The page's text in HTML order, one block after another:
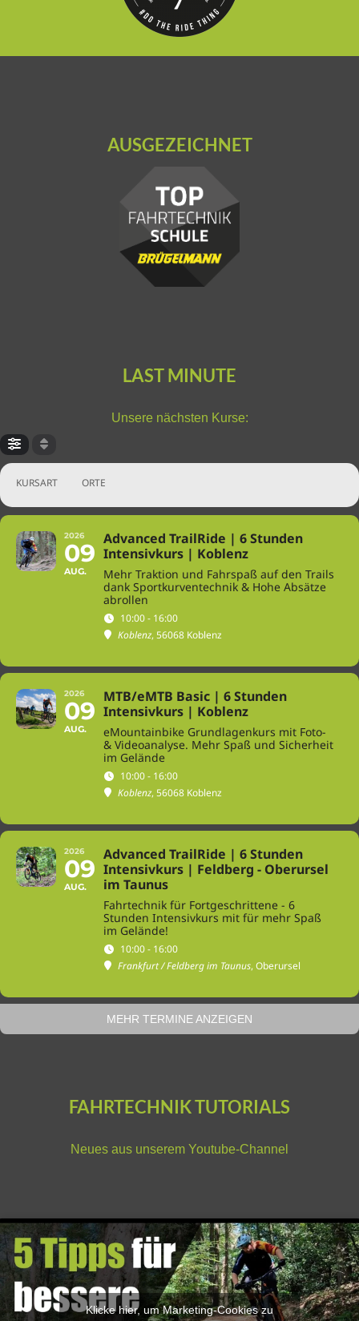
AUSGEZEICHNET
LAST MINUTE
Unsere nächsten Kurse:
KURSART ORTE
2026
09
AUG.
Advanced TrailRide | 6 Stunden
Intensivkurs | Koblenz
Mehr Traktion und Fahrspaß auf den Trails
dank Sportkurventechnik & Hohe Absätze
abrollen
10:00 - 16:00
Koblenz, 56068 Koblenz
2026
09
AUG.
MTB/eMTB Basic | 6 Stunden
Intensivkurs | Koblenz
eMountainbike Grundlagenkurs mit Foto-
& Videoanalyse. Mehr Spaß und Sicherheit
im Gelände
10:00 - 16:00
Koblenz, 56068 Koblenz
2026
09
AUG.
Advanced TrailRide | 6 Stunden
Intensivkurs | Feldberg - Oberursel
im Taunus
Fahrtechnik für Fortgeschrittene - 6
Stunden Intensivkurs mit für mehr Spaß
im Gelände!
10:00 - 16:00
Frankfurt / Feldberg im Taunus, Oberursel
MEHR TERMINE ANZEIGEN
FAHRTECHNIK TUTORIALS
Neues aus unserem Youtube-Channel
Klicke hier, um Marketing-Cookies zu